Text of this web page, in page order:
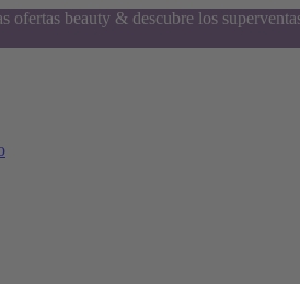
ofertas beauty & descubre los